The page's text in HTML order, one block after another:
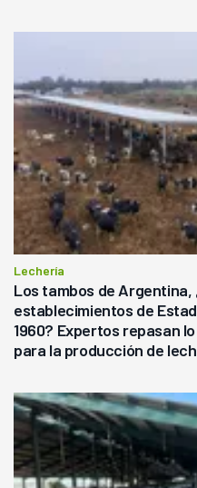
Lechería
Los tambos de Argentina,
establecimientos de
1960? Expertos repasan
para la producción de